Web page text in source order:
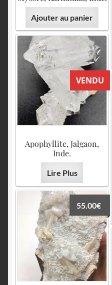
Ajouter au panier
VENDU
Apophyllite, Jalgaon,
Inde.
Lire Plus
55.00€